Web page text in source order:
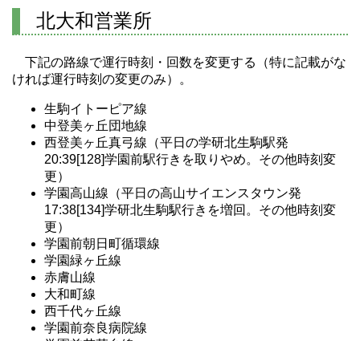
北大和営業所
下記の路線で運行時刻・回数を変更する（特に記載がな
ければ運行時刻の変更のみ）。
生駒イトーピア線
中登美ヶ丘団地線
西登美ヶ丘真弓線（平日の学研北生駒駅発
20:39[128]学園前駅行きを取りやめ。その他時刻変
更）
学園高山線（平日の高山サイエンスタウン発
17:38[134]学研北生駒駅行きを増回。その他時刻変
更）
学園前朝日町循環線
学園緑ヶ丘線
赤膚山線
大和町線
西千代ヶ丘線
学園前奈良病院線